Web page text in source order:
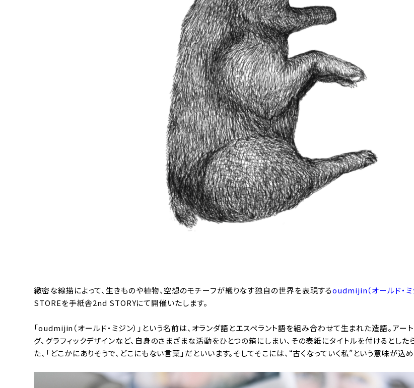
緻密な線描によって、生きものや植物、空想のモチーフが織りなす独自の世界を表現するoudmijin（オールド・ミ
STOREを手紙舎2nd STORYにて開催いたします。
「oudmijin（オールド・ミジン）」という名前は、オランダ語とエスペラント語を組み合わせて生まれた造語。アー
グ、グラフィックデザインなど、自身のさまざまな活動をひとつの箱にしまい、その表紙にタイトルを付けるとした
た、「どこかにありそうで、どこにもない言葉」だといいます。そしてそこには、“古くなっていく私”という意味が込